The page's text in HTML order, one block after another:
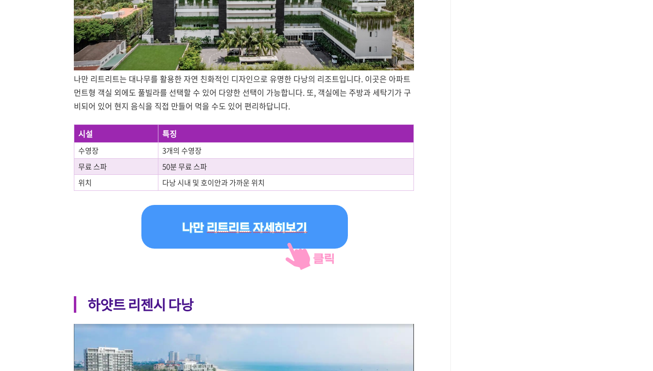
나만 리트리트는 대나무를 활용한 자연 친화적인 디자인으로 유명한 다낭의 리조트입니다. 이곳은 아파트
먼트형 객실 외에도 풀빌라를 선택할 수 있어 다양한 선택이 가능합니다. 또, 객실에는 주방과 세탁기가 구
비되어 있어 현지 음식을 직접 만들어 먹을 수도 있어 편리하답니다.
시설 특징
수영장
3개의 수영장
무료 스파
50분 무료 스파
위치
다낭 시내 및 호이안과 가까운 위치
하얏트 리젠시 다낭